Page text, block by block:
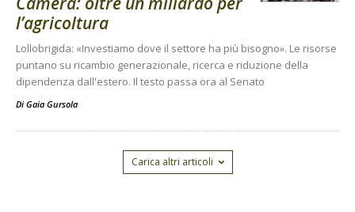
l’agricoltura
Lollobrigida: «Investiamo dove il settore ha più bisogno». Le risorse
puntano su ricambio generazionale, ricerca e riduzione della
dipendenza dall'estero. Il testo passa ora al Senato
Di Gaia Gursola
Carica altri articoli